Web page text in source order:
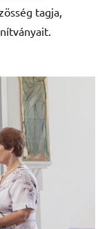
tagja,